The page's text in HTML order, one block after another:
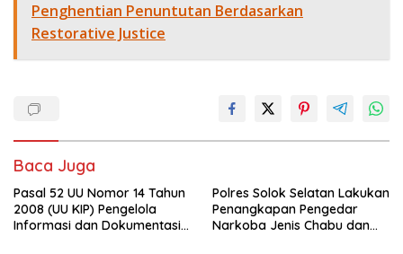
Penghentian Penuntutan Berdasarkan
Restorative Justice
Baca Juga
Pasal 52 UU Nomor 14 Tahun
2008 (UU KIP) Pengelola
Informasi dan Dokumentasi :
Polres Solok Selatan Lakukan
Penangkapan Pengedar
Narkoba Jenis Chabu dan